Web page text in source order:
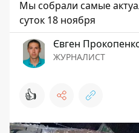
Мы собрали самые
суток 18 ноября
Євген
ЖУРНАЛИСТ
👍